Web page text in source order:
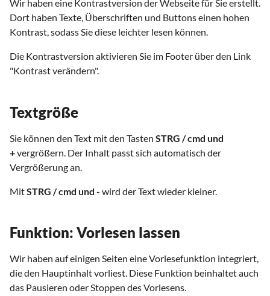
Wir haben eine Kontrastversion der Webseite für Sie erstellt.
Dort haben Texte, Überschriften und Buttons einen hohen
Kontrast, sodass Sie diese leichter lesen können.
Die Kontrastversion aktivieren Sie im Footer über den Link
"Kontrast verändern".
Textgröße
Sie können den Text mit den Tasten STRG / cmd und
+vergrößern. Der Inhalt passt sich automatisch der
Vergrößerung an.
MitSTRG / cmd und - wird der Text wieder kleiner.
Funktion: Vorlesen lassen
Wir haben auf einigen Seiten eine Vorlesefunktion integriert,
die den Hauptinhalt vorliest. Diese Funktion beinhaltet auch
das Pausieren oder Stoppen des Vorlesens.